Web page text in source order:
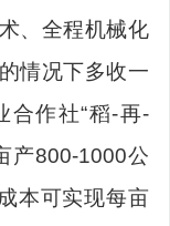
、全程机械化
情况下多收一
合作社“稻-再-
产800-1000公
本可实现每亩